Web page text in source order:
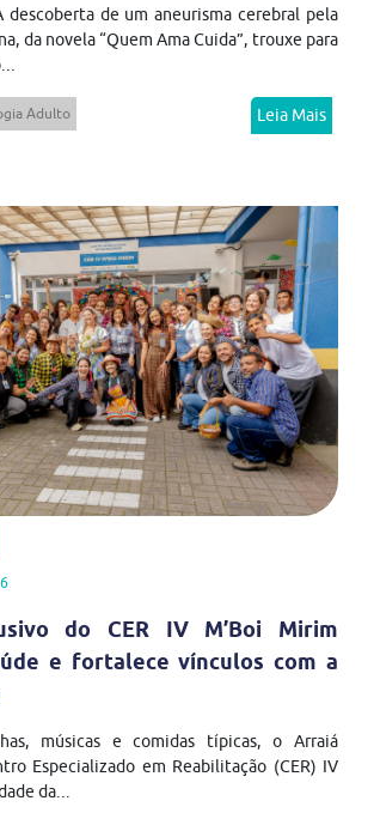
descoberta de um aneurisma cerebral pela
da novela “Quem Ama Cuida”, trouxe para
Adulto Leia Mais
do CER IV M’Boi Mirim
e fortalece vínculos com a
músicas e comidas típicas, o Arraiá
Especializado em Reabilitação (CER) IV
da...